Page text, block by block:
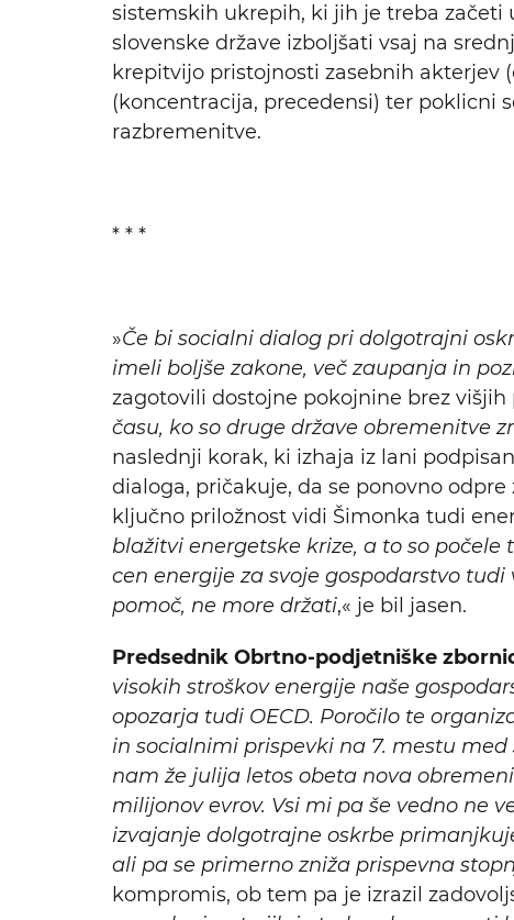
sistemskih ukrepih, ki jih je treba
slovenske države izboljšati vsaj na
krepitvijo pristojnosti zasebnih akterjev
(koncentracija, precedensi) ter poklicni
razbremenitve.
* * *
»Če bi socialni dialog pri dolgotrajni
imeli boljše zakone, več zaupanja in
zagotovili dostojne pokojnine brez
času, ko so druge države obremenitve
naslednji korak, ki izhaja iz lani
dialoga, pričakuje, da se ponovno
ključno priložnost vidi Šimonka tudi
blažitvi energetske krize, a to so
cen energije za svoje gospodarstvo
pomoč, ne more držati,« je bil jasen.
Predsednik Obrtno-podjetniške
visokih stroškov energije naše
opozarja tudi OECD. Poročilo te
in socialnimi prispevki na 7. mestu
nam že julija letos obeta nova
milijonov evrov. Vsi mi pa še vedno ne
izvajanje dolgotrajne oskrbe
ali pa se primerno zniža prispevna
kompromis, ob tem pa je izrazil